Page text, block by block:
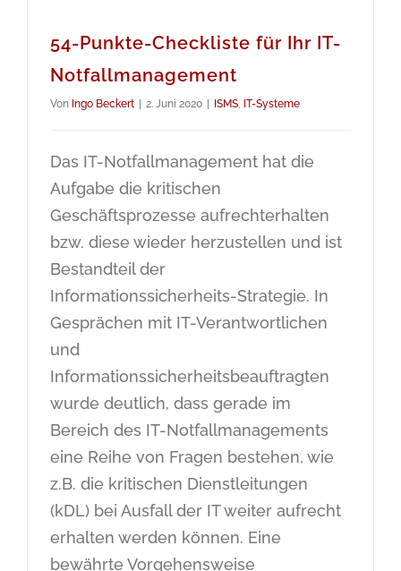
54-Punkte-Checkliste für Ihr IT-
Notfallmanagement
Von Ingo Beckert 2. Juni 2020 ISMS, IT-Systeme
Das IT-Notfallmanagement hat die
Aufgabe die kritischen
Geschäftsprozesse aufrechterhalten
bzw. diese wieder herzustellen und ist
Bestandteil der
Informationssicherheits-Strategie. In
Gesprächen mit IT-Verantwortlichen
und
Informationssicherheitsbeauftragten
wurde deutlich, dass gerade im
Bereich des IT-Notfallmanagements
eine Reihe von Fragen bestehen, wie
z.B. die kritischen Dienstleitungen
(kDL) bei Ausfall der IT weiter aufrecht
erhalten werden können. Eine
bewährte Vorgehensweise